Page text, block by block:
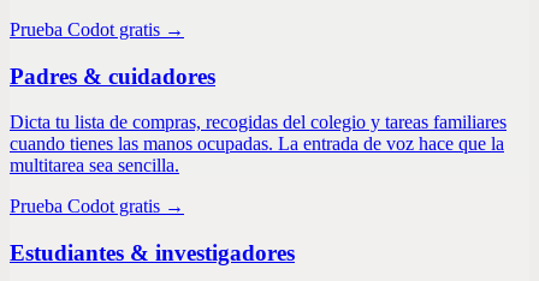
Prueba Codot gratis →
Padres & cuidadores
Dicta tu lista de compras, recogidas del colegio y tareas familiares
cuando tienes las manos ocupadas. La entrada de voz hace que la
multitarea sea sencilla.
Prueba Codot gratis →
Estudiantes & investigadores